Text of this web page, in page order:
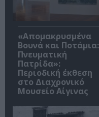
«Απομακρυσμένα
Βουνά και Ποτάμια:
Πνευματική
Πατρίδα»:
Περιοδική έκθεση
στο Διαχρονικό
Μουσείο Αίγινας